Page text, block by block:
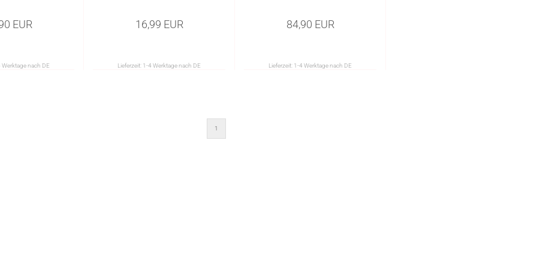
EUR
Werktage nach DE
16,99 EUR
Lieferzeit: 1-4 Werktage nach DE
84,90 EUR
Lieferzeit: 1-4 Werktage nach DE
1